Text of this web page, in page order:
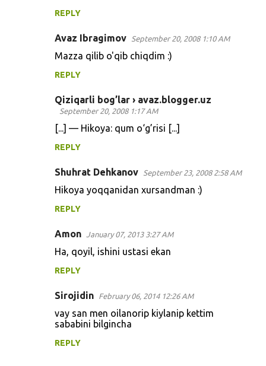
REPLY
Avaz Ibragimov September 20, 2008 1:10 AM
Mazza qilib o'qib chiqdim :)
REPLY
Qiziqarli bog’lar › avaz.blogger.uz
September 20, 2008 1:17 AM
[...] — Hikoya: qum o‘g’risi [...]
REPLY
Shuhrat Dehkanov September 23, 2008 2:58 AM
Hikoya yoqqanidan xursandman :)
REPLY
Amon January 07, 2013 3:27 AM
Ha, qoyil, ishini ustasi ekan
REPLY
Sirojidin February 06, 2014 12:26 AM
vay san men oilanorip kiylanip kettim
sababini bilgincha
REPLY